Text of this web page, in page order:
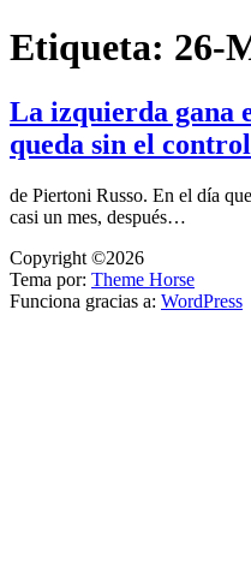
Etiqueta: 26-
La izquierda gana
queda sin el
de Piertoni Russo. En el día
casi un mes, después…
Copyright ©2026
Tema por: Theme Horse
Funciona gracias a: WordPress